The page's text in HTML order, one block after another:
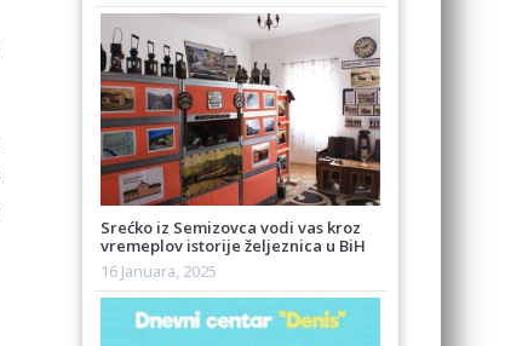
Srećko iz Semizovca vodi vas kroz
vremeplov istorije željeznica u BiH
16 Januara, 2025